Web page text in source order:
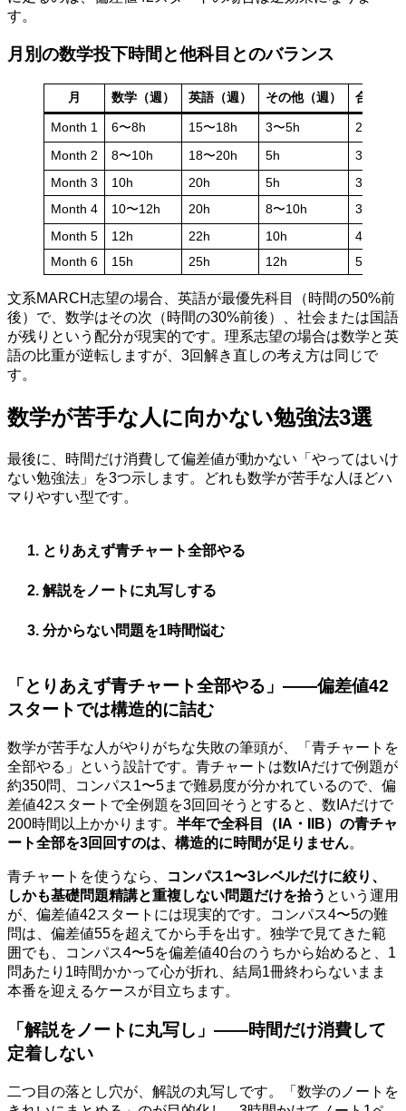
す。
月別の数学投下時間と他科目とのバランス
月 数学（週） 英語（週） その他（週） 合計（
Month 1 6〜8h 15〜18h 3〜5h 24〜31h
Month 2 8〜10h 18〜20h 5h
31〜35h
Month 3
10h 20h 5h
35h
Month 4
10〜12h 20h 8〜10h
38〜42h
Month 5
12h 22h 10h
44h
Month 6
15h 25h 12h 52h
文系MARCH志望の場合、英語が最優先科目（時間の50%前
後）で、数学はその次（時間の30%前後）、社会または国語
が残りという配分が現実的です。理系志望の場合は数学と英
語の比重が逆転しますが、3回解き直しの考え方は同じで
す。
数学が苦手な人に向かない勉強法3選
最後に、時間だけ消費して偏差値が動かない「やってはいけ
ない勉強法」を3つ示します。どれも数学が苦手な人ほどハ
マりやすい型です。
とりあえず青チャート全部やる
解説をノートに丸写しする
分からない問題を1時間悩む
「とりあえず青チャート全部やる」——偏差値42
スタートでは構造的に詰む
数学が苦手な人がやりがちな失敗の筆頭が、「青チャートを
全部やる」という設計です。青チャートは数IAだけで例題が
約350問、コンパス1〜5まで難易度が分かれているので、偏
差値42スタートで全例題を3回回そうとすると、数IAだけで
200時間以上かかります。 半年で全科目（IA・IIB）の青チャ
ート全部を3回回すのは、構造的に時間が足りません。
青チャートを使うなら、
コンパス1〜3レベルだけに絞り、
しかも基礎問題精講と重複しない問題だけを拾う という運用
が、偏差値42スタートには現実的です。コンパス4〜5の難
問は、偏差値55を超えてから手を出す。独学で見てきた範
囲でも、コンパス4〜5を偏差値40台のうちから始めると、1
問あたり1時間かかって心が折れ、結局1冊終わらないまま
本番を迎えるケースが目立ちます。
「解説をノートに丸写し」——時間だけ消費して
定着しない
二つ目の落とし穴が、解説の丸写しです。「数学のノートを